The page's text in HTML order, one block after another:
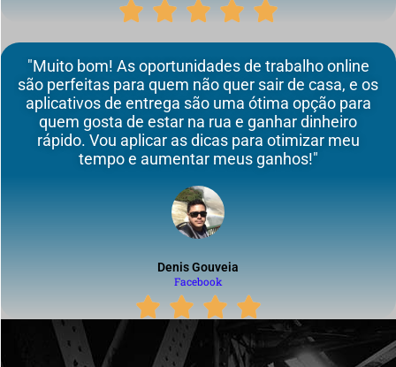
"Muito bom! As oportunidades de trabalho online
são perfeitas para quem não quer sair de casa, e os
aplicativos de entrega são uma ótima opção para
quem gosta de estar na rua e ganhar dinheiro
rápido. Vou aplicar as dicas para otimizar meu
tempo e aumentar meus ganhos!"
Denis Gouveia
Facebook